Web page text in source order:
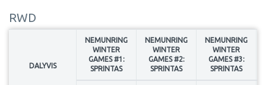
RWD
DALYVIS
NEMUNRING
WINTER
GAMES #1:
SPRINTAS
NEMUNRING
WINTER
GAMES #2:
SPRINTAS
NEMUNRING
WINTER
GAMES #3:
SPRINTAS